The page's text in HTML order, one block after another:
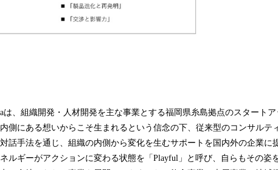
は、組織開発・人材開発を主な事業とする福岡県糸島拠点のスタート
側にある想いからこそ生まれるという信念の下、従来型のコンサルテ
話手法を通じ、組織の内側から変化を生むサポートを国内外の企業に
ルギーがアクションに変わる状態を「Playful」と呼び、自らもその姿